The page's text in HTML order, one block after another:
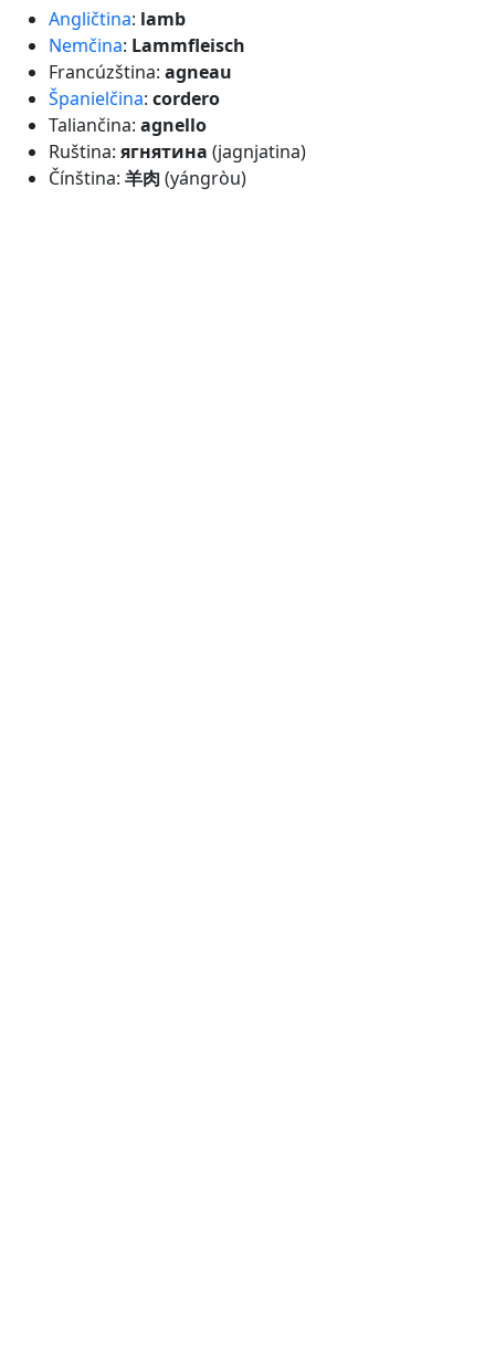
Angličtina: lamb
Nemčina: Lammfleisch
Francúzština: agneau
Španielčina: cordero
Taliančina: agnello
Ruština: ягнятина (jagnjatina)
Čínština: 羊肉 (yángròu)